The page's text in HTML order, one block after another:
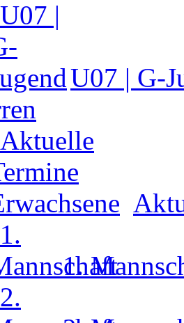
U07 | G-
1.